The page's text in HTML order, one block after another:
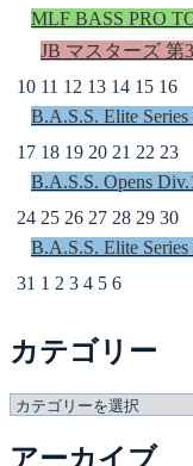
MLF BASS PRO
JB マスターズ 第
10 11 12 13 14 15 16
B.A.S.S. Elite
17 18 19 20 21 22 23
B.A.S.S. Opens
24 25 26 27 28 29 30
B.A.S.S. Elite
31 1 2 3 4 5 6
カテゴリー
カ
ゴ
アーカイブ